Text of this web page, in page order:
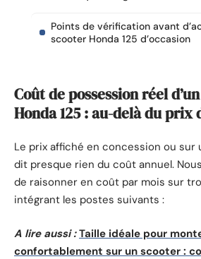
Points de vérification avant
scooter Honda 125 d’occasion
Coût de possession réel
Honda 125 : au-delà du prix
Le prix affiché en concession ou sur
dit presque rien du coût annuel.
de raisonner en coût par mois sur
intégrant les postes suivants :
A lire aussi : Taille idéale pour
confortablement sur un scooter :